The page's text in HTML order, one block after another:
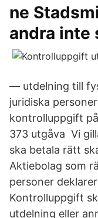
ne
andra inte
— utdelning till
juridiska
kontrolluppgift
373 utgåva Vi
ska betala rätt
Aktiebolag som
personer
Kontrolluppgift
utdelning eller